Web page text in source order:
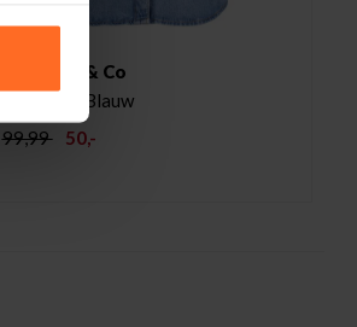
Superdry & Co
Overshirt Blauw
99,99
50,-